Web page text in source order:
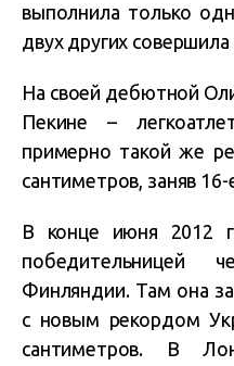
выполнила только
двух других совершила
На своей дебютной
Пекине –
примерно такой же
сантиметров, заняв
В конце июня 2012
победительницей
Финляндии. Там она
с новым рекордом
сантиметров. В